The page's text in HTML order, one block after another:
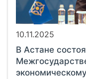
10.11.2025
В Астане